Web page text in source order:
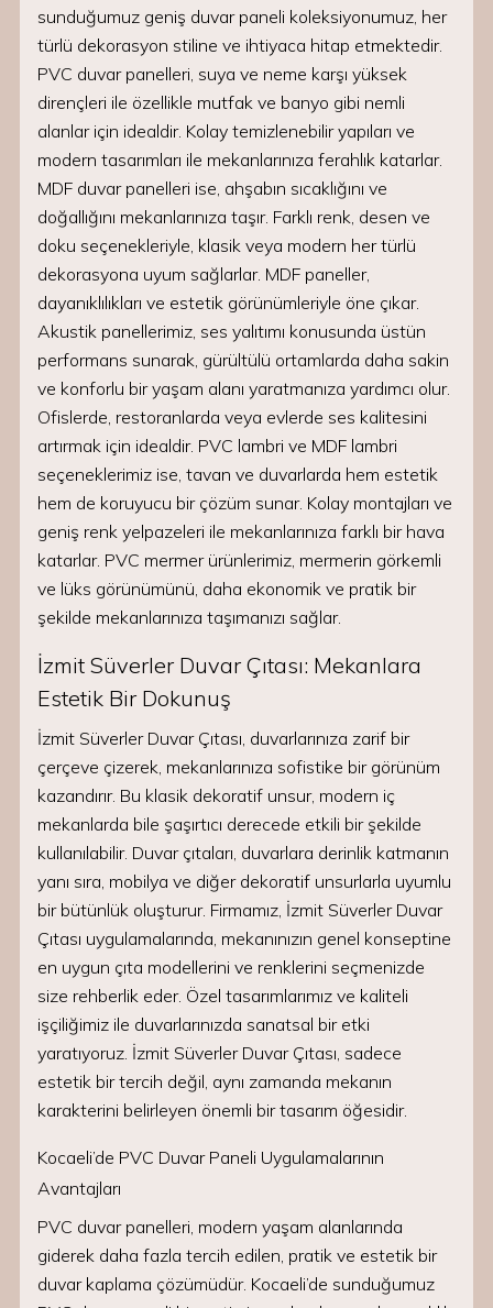
sunduğumuz geniş duvar paneli koleksiyonumuz, her
türlü dekorasyon stiline ve ihtiyaca hitap etmektedir.
PVC duvar panelleri, suya ve neme karşı yüksek
dirençleri ile özellikle mutfak ve banyo gibi nemli
alanlar için idealdir. Kolay temizlenebilir yapıları ve
modern tasarımları ile mekanlarınıza ferahlık katarlar.
MDF duvar panelleri ise, ahşabın sıcaklığını ve
doğallığını mekanlarınıza taşır. Farklı renk, desen ve
doku seçenekleriyle, klasik veya modern her türlü
dekorasyona uyum sağlarlar. MDF paneller,
dayanıklılıkları ve estetik görünümleriyle öne çıkar.
Akustik panellerimiz, ses yalıtımı konusunda üstün
performans sunarak, gürültülü ortamlarda daha sakin
ve konforlu bir yaşam alanı yaratmanıza yardımcı olur.
Ofislerde, restoranlarda veya evlerde ses kalitesini
artırmak için idealdir. PVC lambri ve MDF lambri
seçeneklerimiz ise, tavan ve duvarlarda hem estetik
hem de koruyucu bir çözüm sunar. Kolay montajları ve
geniş renk yelpazeleri ile mekanlarınıza farklı bir hava
katarlar. PVC mermer ürünlerimiz, mermerin görkemli
ve lüks görünümünü, daha ekonomik ve pratik bir
şekilde mekanlarınıza taşımanızı sağlar.
İzmit Süverler Duvar Çıtası: Mekanlara
Estetik Bir Dokunuş
İzmit Süverler Duvar Çıtası, duvarlarınıza zarif bir
çerçeve çizerek, mekanlarınıza sofistike bir görünüm
kazandırır. Bu klasik dekoratif unsur, modern iç
mekanlarda bile şaşırtıcı derecede etkili bir şekilde
kullanılabilir. Duvar çıtaları, duvarlara derinlik katmanın
yanı sıra, mobilya ve diğer dekoratif unsurlarla uyumlu
bir bütünlük oluşturur. Firmamız, İzmit Süverler Duvar
Çıtası uygulamalarında, mekanınızın genel konseptine
en uygun çıta modellerini ve renklerini seçmenizde
size rehberlik eder. Özel tasarımlarımız ve kaliteli
işçiliğimiz ile duvarlarınızda sanatsal bir etki
yaratıyoruz. İzmit Süverler Duvar Çıtası, sadece
estetik bir tercih değil, aynı zamanda mekanın
karakterini belirleyen önemli bir tasarım öğesidir.
Kocaeli’de PVC Duvar Paneli Uygulamalarının
Avantajları
PVC duvar panelleri, modern yaşam alanlarında
giderek daha fazla tercih edilen, pratik ve estetik bir
duvar kaplama çözümüdür. Kocaeli’de sunduğumuz